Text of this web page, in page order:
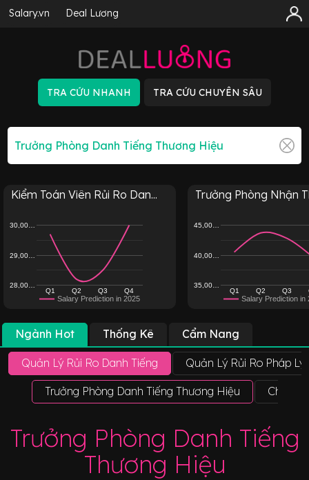
Salary.vn Deal Lương
Kiểm Toán Viên Rủi Ro Dan...
Salary Prediction in 2025
Q1 Q2 Q3 Q4
28,00…
29,00…
30,00…
Trưởng Phòng Nhận
Salary Prediction in
Q1 Q2 Q3
35,00…
40,00…
45,00…
Ngành Hot Thống Kê Cẩm Nang
Quản Lý Rủi Ro Danh Tiếng Quản Lý Rủi Ro Pháp
Trưởng Phòng Danh Tiếng Thương Hiệu Chuyên
Trưởng Phòng Danh Tiếng
Thương Hiệu